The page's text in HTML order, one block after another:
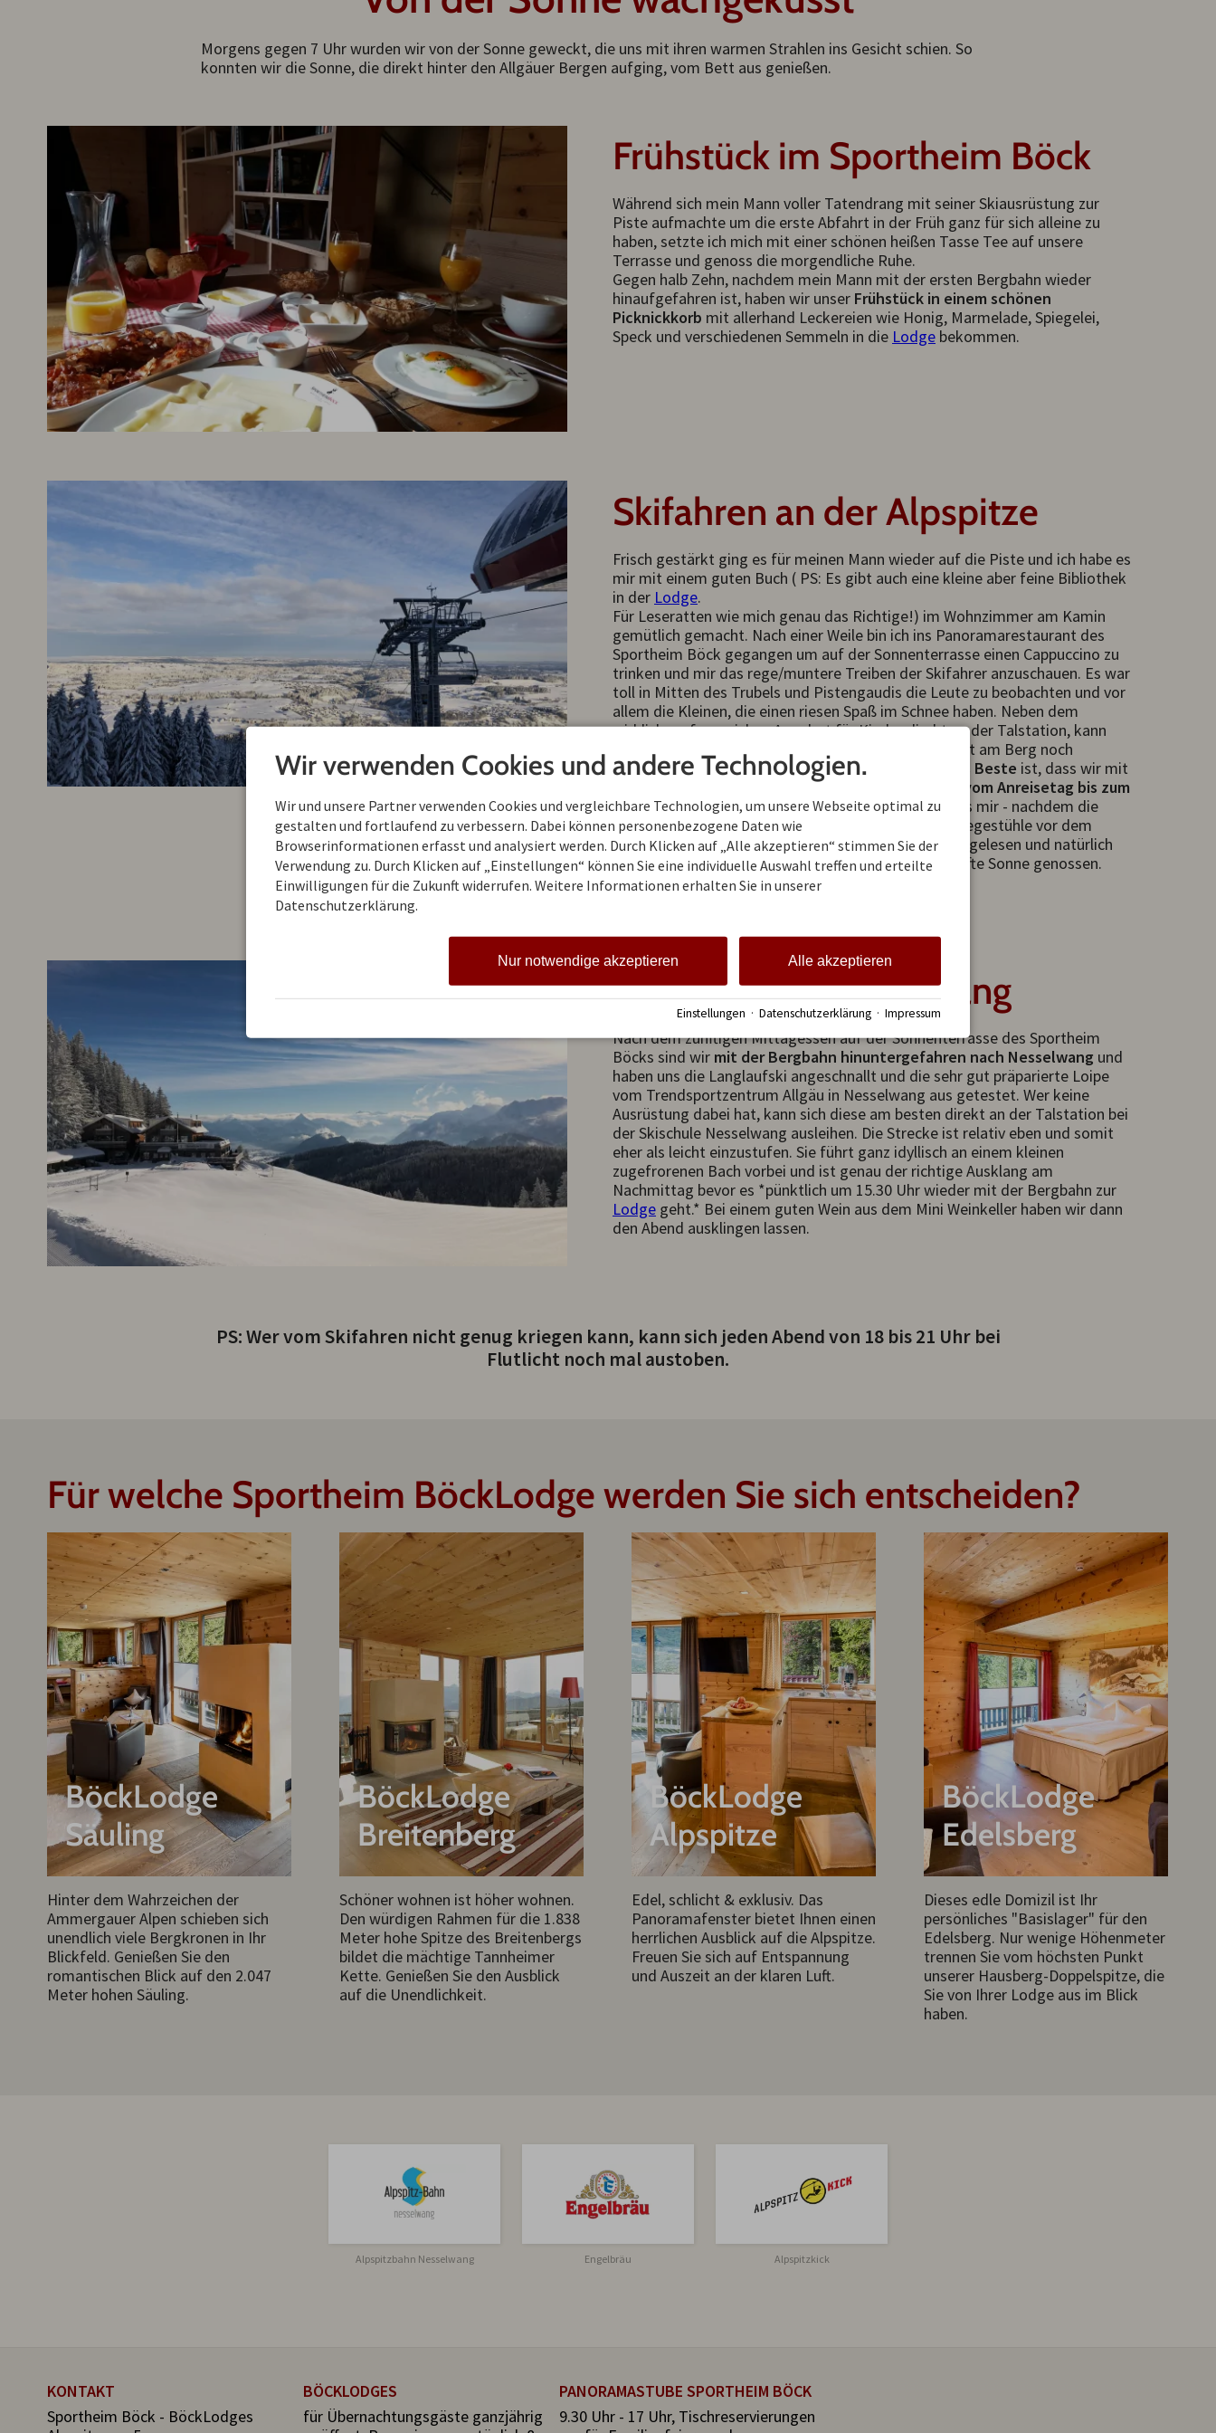
Morgens gegen 7 Uhr wurden wir von der Sonne geweckt, die uns mit ihren warmen Strahlen ins Gesicht schien. So
konnten wir die Sonne, die direkt hinter den Allgäuer Bergen aufging, vom Bett aus genießen.
Frühstück im Sportheim Böck
Während sich mein Mann voller Tatendrang mit seiner Skiausrüstung zur
Piste aufmachte um die erste Abfahrt in der Früh ganz für sich alleine zu
haben, setzte ich mich mit einer schönen heißen Tasse Tee auf unsere
Terrasse und genoss die morgendliche Ruhe.
Gegen halb Zehn, nachdem mein Mann mit der ersten Bergbahn wieder
hinaufgefahren ist, haben wir unser Frühstück in einem schönen
Picknickkorb mit allerhand Leckereien wie Honig, Marmelade, Spiegelei,
Speck und verschiedenen Semmeln in die Lodge bekommen.
Skifahren an der Alpspitze
Frisch gestärkt ging es für meinen Mann wieder auf die Piste und ich habe es
mir mit einem guten Buch ( PS: Es gibt auch eine kleine aber feine Bibliothek
in der Lodge.
Für Leseratten wie mich genau das Richtige!) im Wohnzimmer am Kamin
gemütlich gemacht. Nach einer Weile bin ich ins Panoramarestaurant des
Sportheim Böck gegangen um auf der Sonnenterrasse einen Cappuccino zu
trinken und mir das rege/muntere Treiben der Skifahrer anzuschauen. Es war
toll in Mitten des Trubels und Pistengaudis die Leute zu beobachten und vor
allem die Kleinen, die einen riesen Spaß im Schnee haben. Neben dem
wirklich umfangreichen Angebot für Kinder direkt an der Talstation, kann
man neben der Gondel bzw. dem Sessellift auch direkt am Berg noch
verschiedene Teller- und Schlepplifte nutzen. Und
das Beste ist, dass wir mit
unserer Bergbahnkarte alle diese Aufstiegshilfen ;-)
vom Anreisetag bis zum
Abreisetag unbegrenzt nutzenkonnten. Ich habe es mir - nachdem die
meisten wieder auf der Piste waren - in einem der Liegestühle vor dem
Sportheim gemütlich gemacht und mein Buch weitergelesen und natürlich
den Ausblick und die herrliche schon fast frühlingshafte Sonne genossen.
Runter nach Nesselwang
Nach dem zünftigen Mittagessen auf der Sonnenterrasse des Sportheim
Böcks sind wir mit der Bergbahn hinuntergefahren nach Nesselwang und
haben uns die Langlaufski angeschnallt und die sehr gut präparierte Loipe
vom Trendsportzentrum Allgäu in Nesselwang aus getestet. Wer keine
Ausrüstung dabei hat, kann sich diese am besten direkt an der Talstation bei
der Skischule Nesselwang ausleihen. Die Strecke ist relativ eben und somit
eher als leicht einzustufen. Sie führt ganz idyllisch an einem kleinen
zugefrorenen Bach vorbei und ist genau der richtige Ausklang am
Nachmittag bevor es *pünktlich um 15.30 Uhr wieder mit der Bergbahn zur
Lodge geht.* Bei einem guten Wein aus dem Mini Weinkeller haben wir dann
den Abend ausklingen lassen.
PS: Wer vom Skifahren nicht genug kriegen kann, kann sich jeden Abend von 18 bis 21 Uhr bei
Flutlicht noch mal austoben.
Für welche Sportheim BöckLodge werden Sie sich entscheiden?
BöckLodge
Säuling
Hinter dem Wahrzeichen der
Ammergauer Alpen schieben sich
unendlich viele Bergkronen in Ihr
Blickfeld. Genießen Sie den
romantischen Blick auf den 2.047
Meter hohen Säuling.
BöckLodge
Breitenberg
Schöner wohnen ist höher wohnen.
Den würdigen Rahmen für die 1.838
Meter hohe Spitze des Breitenbergs
bildet die mächtige Tannheimer
Kette. Genießen Sie den Ausblick
auf die Unendlichkeit.
BöckLodge
Alpspitze
Edel, schlicht & exklusiv. Das
Panoramafenster bietet Ihnen einen
herrlichen Ausblick auf die Alpspitze.
Freuen Sie sich auf Entspannung
und Auszeit an der klaren Luft.
BöckLodge
Edelsberg
Dieses edle Domizil ist Ihr
persönliches "Basislager" für den
Edelsberg. Nur wenige Höhenmeter
trennen Sie vom höchsten Punkt
unserer Hausberg-Doppelspitze, die
Sie von Ihrer Lodge aus im Blick
haben.
Alpspitzbahn Nesselwang Engelbräu Alpspitzkick
KONTAKT
Sportheim Böck - BöckLodges
BÖCKLODGES
für Übernachtungsgäste ganzjährig
PANORAMASTUBE SPORTHEIM BÖCK
9.30 Uhr - 17 Uhr, Tischreservierungen
Wir verwenden Cookies und andere Technologien.
Wir und unsere Partner verwenden Cookies und vergleichbare Technologien, um unsere Webseite optimal zu
gestalten und fortlaufend zu verbessern. Dabei können personenbezogene Daten wie
Browserinformationen erfasst und analysiert werden. Durch Klicken auf „Alle akzeptieren“ stimmen Sie der
Verwendung zu. Durch Klicken auf „Einstellungen“ können Sie eine individuelle Auswahl treffen und erteilte
Einwilligungen für die Zukunft widerrufen. Weitere Informationen erhalten Sie in unserer
Datenschutzerklärung.
Alle akzeptieren
Nur notwendige akzeptieren
Einstellungen · Datenschutzerklärung · Impressum